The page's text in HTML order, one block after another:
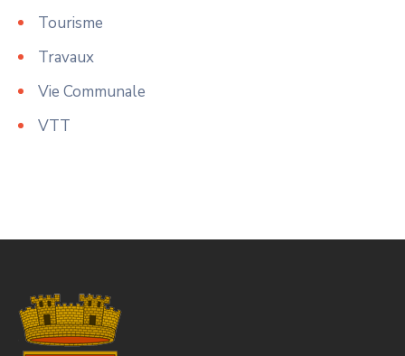
Tourisme
Travaux
Vie Communale
VTT